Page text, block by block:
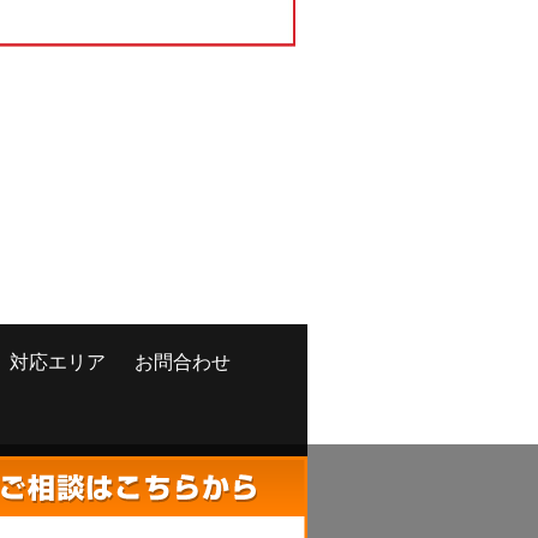
対応エリア お問合わせ